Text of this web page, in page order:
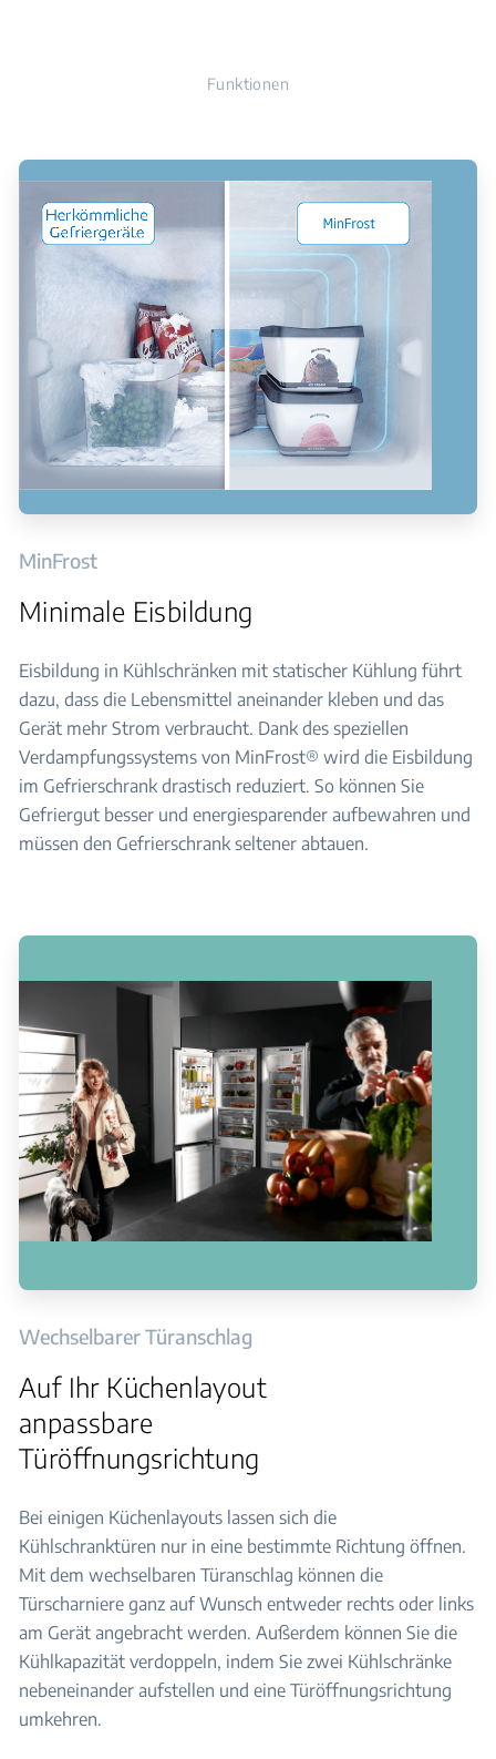
Funktionen
MinFrost
Minimale Eisbildung
Eisbildung in Kühlschränken mit statischer Kühlung führt
dazu, dass die Lebensmittel aneinander kleben und das
Gerät mehr Strom verbraucht. Dank des speziellen
Verdampfungssystems von MinFrost® wird die Eisbildung
im Gefrierschrank drastisch reduziert. So können Sie
Gefriergut besser und energiesparender aufbewahren und
müssen den Gefrierschrank seltener abtauen.
Wechselbarer Türanschlag
Auf Ihr Küchenlayout
anpassbare
Türöffnungsrichtung
Bei einigen Küchenlayouts lassen sich die
Kühlschranktüren nur in eine bestimmte Richtung öffnen.
Mit dem wechselbaren Türanschlag können die
Türscharniere ganz auf Wunsch entweder rechts oder links
am Gerät angebracht werden. Außerdem können Sie die
Kühlkapazität verdoppeln, indem Sie zwei Kühlschränke
nebeneinander aufstellen und eine Türöffnungsrichtung
umkehren.